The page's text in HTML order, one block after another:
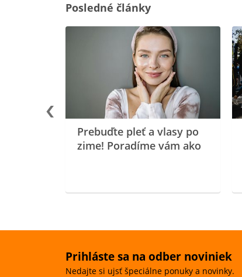
Posledné články
Prebuďte pleť a vlasy po
zime! Poradíme vám ako
Prihláste sa na odber noviniek
Nedajte si ujsť špeciálne ponuky a novinky.